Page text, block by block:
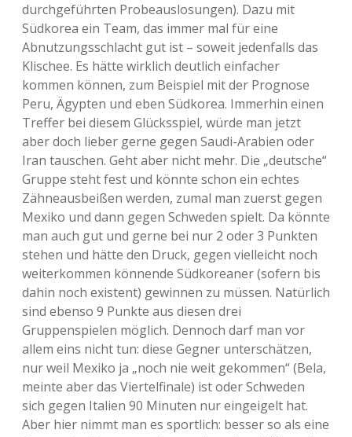
durchgeführten Probeauslosungen). Dazu mit
Südkorea ein Team, das immer mal für eine
Abnutzungsschlacht gut ist – soweit jedenfalls das
Klischee. Es hätte wirklich deutlich einfacher
kommen können, zum Beispiel mit der Prognose
Peru, Ägypten und eben Südkorea. Immerhin einen
Treffer bei diesem Glücksspiel, würde man jetzt
aber doch lieber gerne gegen Saudi-Arabien oder
Iran tauschen. Geht aber nicht mehr. Die „deutsche“
Gruppe steht fest und könnte schon ein echtes
Zähneausbeißen werden, zumal man zuerst gegen
Mexiko und dann gegen Schweden spielt. Da könnte
man auch gut und gerne bei nur 2 oder 3 Punkten
stehen und hätte den Druck, gegen vielleicht noch
weiterkommen könnende Südkoreaner (sofern bis
dahin noch existent) gewinnen zu müssen. Natürlich
sind ebenso 9 Punkte aus diesen drei
Gruppenspielen möglich. Dennoch darf man vor
allem eins nicht tun: diese Gegner unterschätzen,
nur weil Mexiko ja „noch nie weit gekommen“ (Bela,
meinte aber das Viertelfinale) ist oder Schweden
sich gegen Italien 90 Minuten nur eingeigelt hat.
Aber hier nimmt man es sportlich: besser so als eine